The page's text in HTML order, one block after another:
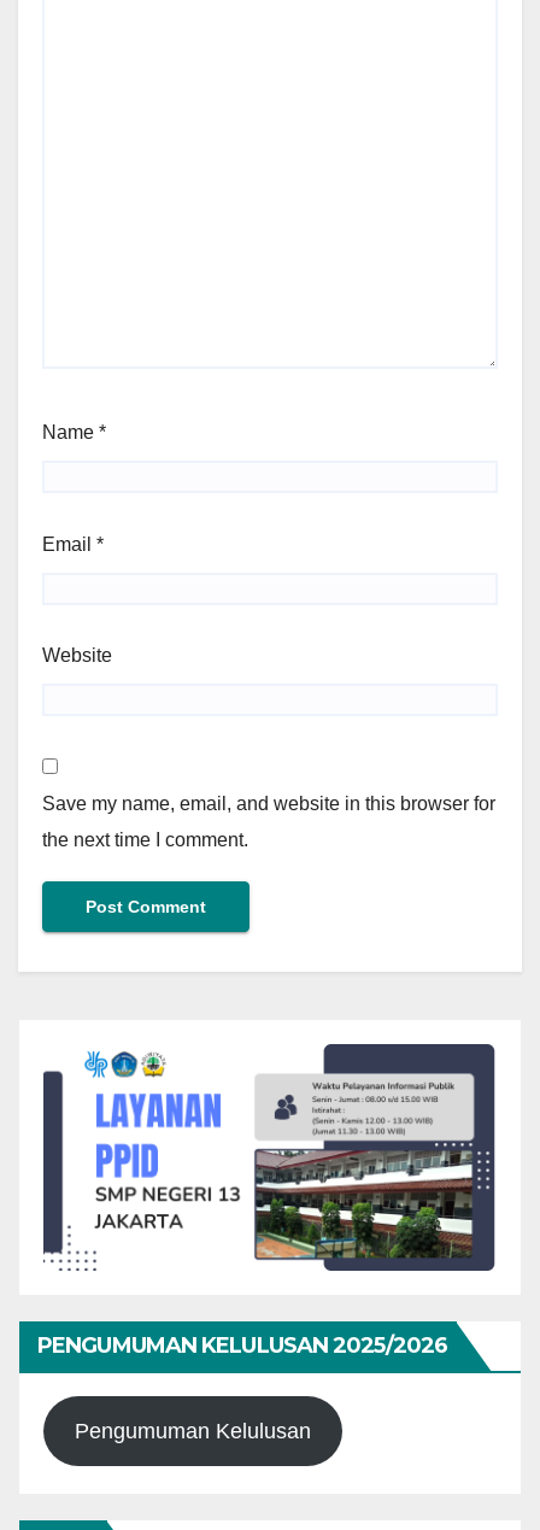
Name *
Email *
Website
Save my name, email, and website in this browser for
the next time I comment.
PENGUMUMAN KELULUSAN 2025/2026
Pengumuman Kelulusan